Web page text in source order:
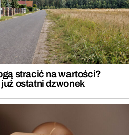
stracić na wartości?
ostatni dzwonek